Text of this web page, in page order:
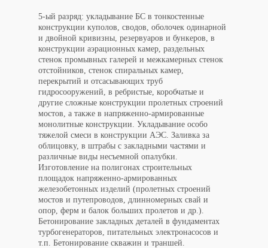
​​​​​​​5-ый разряд: укладывание БС в тонкостенные
конструкции куполов, сводов, оболочек одинарной
и двойной кривизны, резервуаров и бункеров, в
конструкции аэрационных камер, раздельных
стенок промывных галерей и межкамерных стенок
отстойников, стенок спиральных камер,
перекрытий и отсасывающих труб
гидросооружений, в ребристые, коробчатые и
другие сложные конструкции пролетных строений
мостов, а также в напряженно-армированные
монолитные конструкции. Укладывание особо
тяжелой смеси в конструкции АЭС. Заливка за
облицовку, в штрабы с закладными частями и
различные виды несъемной опалубки.
Изготовление на полигонах строительных
площадок напряженно-армированных
железобетонных изделий (пролетных строений
мостов и путепроводов, длинномерных свай и
опор, ферм и балок больших пролетов и др.).
Бетонирование закладных деталей в фундаментах
турбогенераторов, питательных электронасосов и
т.п. Бетонирование скважин и траншей.